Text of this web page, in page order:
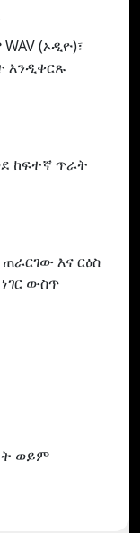
(ኦዲዮ)፣
እንዲቀርጹ
ከፍተኛ ጥራት
እና ርዕስ
ውስጥ
ወይም